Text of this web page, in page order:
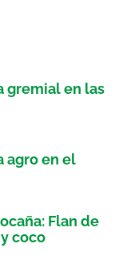
gremial en las
agro en el
Flan de
coco